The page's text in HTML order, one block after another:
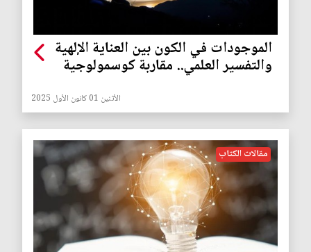
الموجودات في الكون بين العناية الإلهية
والتفسير العلمي.. مقاربة كوسمولوجية
الأثنين 01 كانون الأول 2025
مقالات الكتاب